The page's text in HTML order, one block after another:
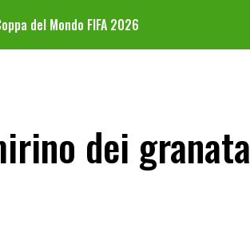
del Mondo FIFA 2026
dei granata